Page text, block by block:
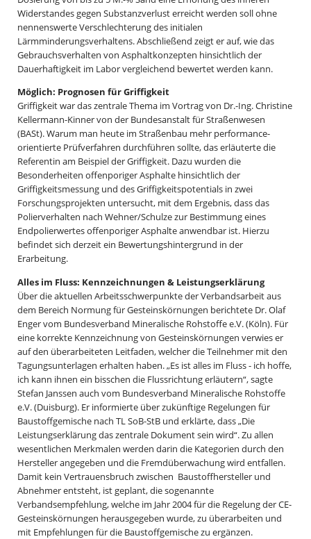
Widerstandes gegen Substanzverlust erreicht werden soll ohne
nennenswerte Verschlechterung des initialen
Lärmminderungsverhaltens. Abschließend zeigt er auf, wie das
Gebrauchsverhalten von Asphaltkonzepten hinsichtlich der
Dauerhaftigkeit im Labor vergleichend bewertet werden kann.
Möglich: Prognosen für Griffigkeit
Griffigkeit war das zentrale Thema im Vortrag von Dr.-Ing. Christine
Kellermann-Kinner von der Bundesanstalt für Straßenwesen
(BASt). Warum man heute im Straßenbau mehr performance-
orientierte Prüfverfahren durchführen sollte, das erläuterte die
Referentin am Beispiel der Griffigkeit. Dazu wurden die
Besonderheiten offenporiger Asphalte hinsichtlich der
Griffigkeitsmessung und des Griffigkeitspotentials in zwei
Forschungsprojekten untersucht, mit dem Ergebnis, dass das
Polierverhalten nach Wehner/Schulze zur Bestimmung eines
Endpolierwertes offenporiger Asphalte anwendbar ist. Hierzu
befindet sich derzeit ein Bewertungshintergrund in der
Erarbeitung.
Alles im Fluss: Kennzeichnungen & Leistungserklärung
Über die aktuellen Arbeitsschwerpunkte der Verbandsarbeit aus
dem Bereich Normung für Gesteinskörnungen berichtete Dr. Olaf
Enger vom Bundesverband Mineralische Rohstoffe e.V. (Köln). Für
eine korrekte Kennzeichnung von Gesteinskörnungen verwies er
auf den überarbeiteten Leitfaden, welcher die Teilnehmer mit den
Tagungsunterlagen erhalten haben. „Es ist alles im Fluss - ich hoffe,
ich kann ihnen ein bisschen die Flussrichtung erläutern“, sagte
Stefan Janssen auch vom Bundesverband Mineralische Rohstoffe
e.V. (Duisburg). Er informierte über zukünftige Regelungen für
Baustoffgemische nach TL SoB-StB und erklärte, dass „Die
Leistungserklärung das zentrale Dokument sein wird“. Zu allen
wesentlichen Merkmalen werden darin die Kategorien durch den
Hersteller angegeben und die Fremdüberwachung wird entfallen.
Damit kein Vertrauensbruch zwischen Baustoffhersteller und
Abnehmer entsteht, ist geplant, die sogenannte
Verbandsempfehlung, welche im Jahr 2004 für die Regelung der CE-
Gesteinskörnungen herausgegeben wurde, zu überarbeiten und
mit Empfehlungen für die Baustoffgemische zu ergänzen.